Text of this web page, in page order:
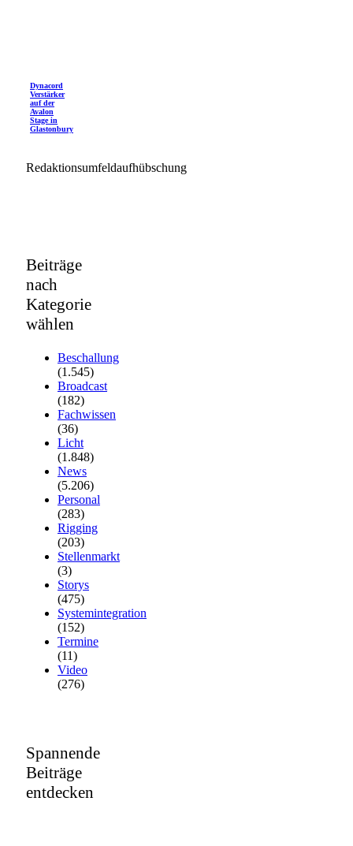
Dynacord
Verstärker
auf der
Avalon
Stage in
Glastonbury
Redaktionsumfeldaufhübschung
Beiträge
nach
Kategorie
wählen
Beschallung
(1.545)
Broadcast
(182)
Fachwissen
(36)
Licht
(1.848)
News
(5.206)
Personal
(283)
Rigging
(203)
Stellenmarkt
(3)
Storys
(475)
Systemintegration
(152)
Termine
(11)
Video
(276)
Spannende
Beiträge
entdecken